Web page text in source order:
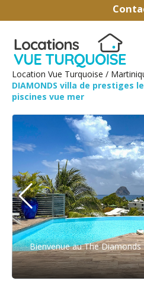
Location Vue Turquoise /
DIAMONDS villa de prestiges
piscines vue mer
Bienvenue au The Diamonds